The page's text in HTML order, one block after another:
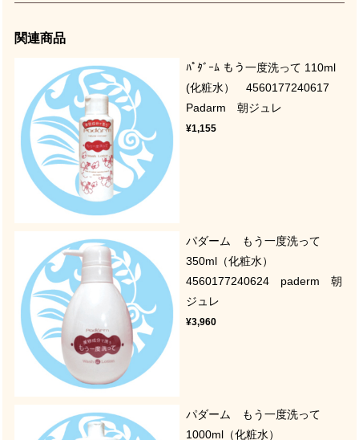
関連商品
ﾊﾟﾀﾞｰﾑ もう一度洗って 110ml
(化粧水） 4560177240617
Padarm 朝ジュレ
¥1,155
パダーム もう一度洗って
350ml（化粧水）
4560177240624 paderm 朝
ジュレ
¥3,960
パダーム もう一度洗って
1000ml（化粧水）